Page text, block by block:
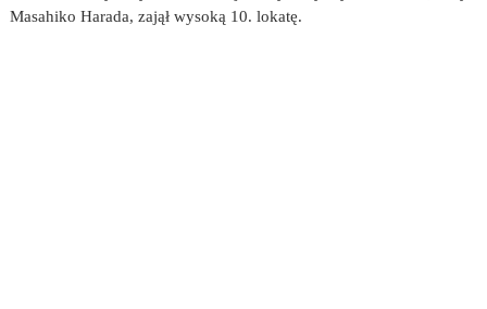
Masahiko Harada, zajął wysoką 10. lokatę.